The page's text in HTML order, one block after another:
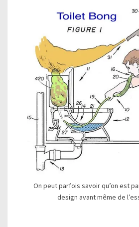
On peut parfois savoir qu’on est
design avant même de